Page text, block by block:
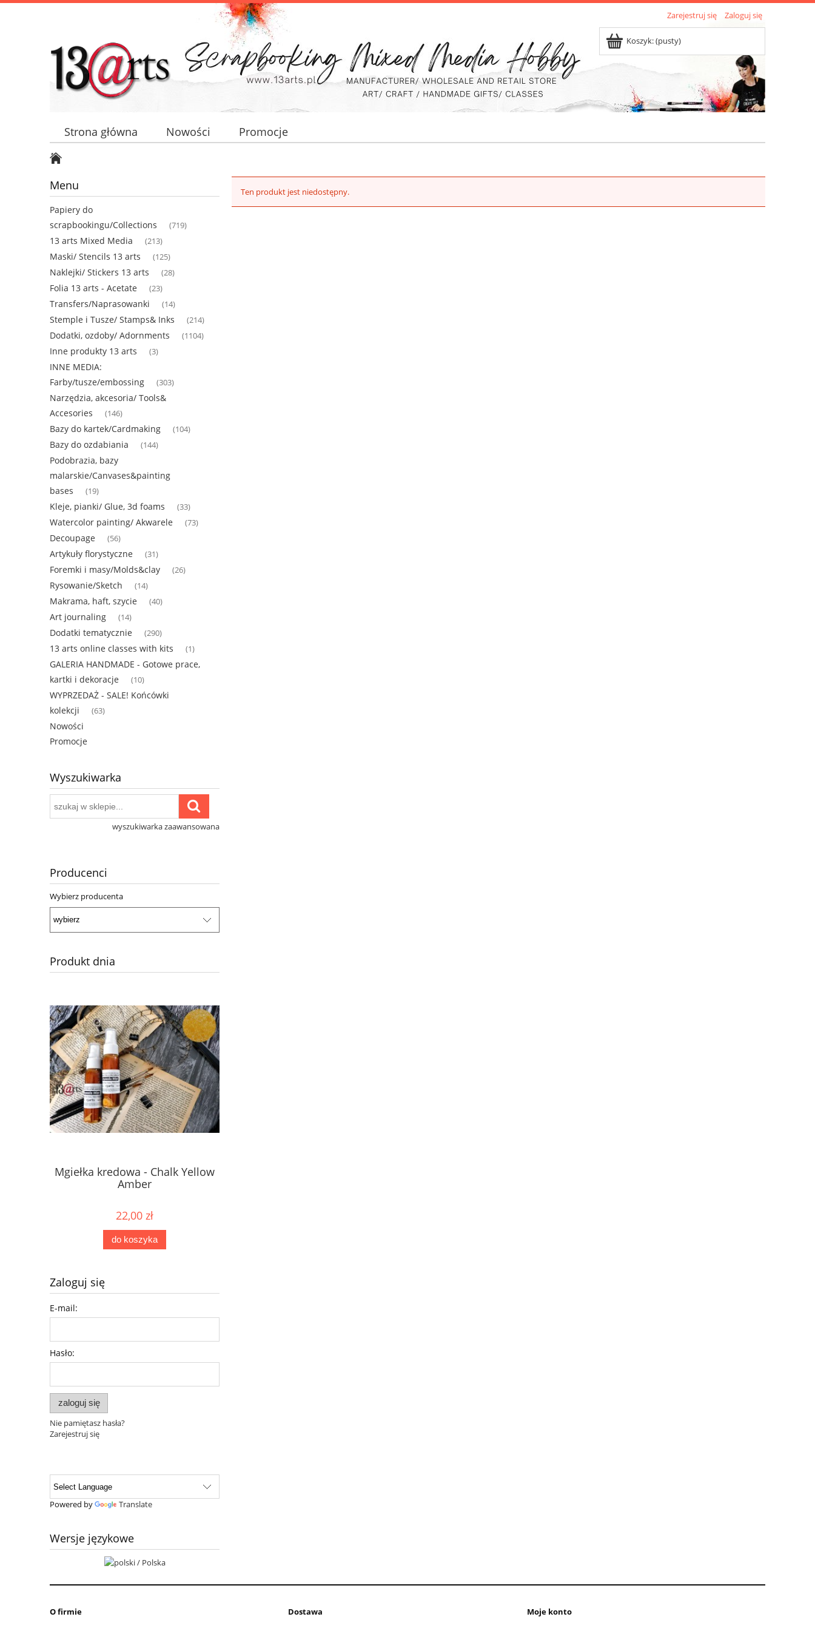
Zarejestruj się Zaloguj się
Koszyk:(pusty)
Strona główna Nowości Promocje
Menu
Papiery do
scrapbookingu/Collections
(719)
13 arts Mixed Media (213)
Maski/ Stencils 13 arts (125)
Naklejki/ Stickers 13 arts (28)
Folia 13 arts - Acetate (23)
Transfers/Naprasowanki (14)
Stemple i Tusze/ Stamps& Inks (214)
Dodatki, ozdoby/ Adornments (1104)
Inne produkty 13 arts (3)
INNE MEDIA:
Farby/tusze/embossing
(303)
Narzędzia, akcesoria/ Tools&
Accesories
(146)
Bazy do kartek/Cardmaking (104)
Bazy do ozdabiania (144)
Podobrazia, bazy
malarskie/Canvases&painting
bases
(19)
Kleje, pianki/ Glue, 3d foams (33)
Watercolor painting/ Akwarele (73)
Decoupage (56)
Artykuły florystyczne (31)
Foremki i masy/Molds&clay (26)
Rysowanie/Sketch (14)
Makrama, haft, szycie (40)
Art journaling (14)
Dodatki tematycznie (290)
13 arts online classes with kits (1)
GALERIA HANDMADE - Gotowe prace,
kartki i dekoracje
(10)
WYPRZEDAŻ - SALE! Końcówki
kolekcji
(63)
Nowości
Promocje
Wyszukiwarka
wyszukiwarka zaawansowana
Producenci
Wybierz producenta
Produkt dnia
Mgiełka kredowa - Chalk Yellow
Amber
22,00 zł
do koszyka
Zaloguj się
E-mail:
Hasło:
zaloguj się
Nie pamiętasz hasła?
Zarejestruj się
Powered by Translate
Wersje językowe
Ten produkt jest niedostępny.
O firmie Dostawa Moje konto